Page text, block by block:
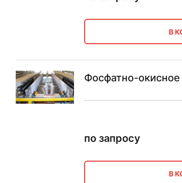
В
Фосфатно-
по запросу
В